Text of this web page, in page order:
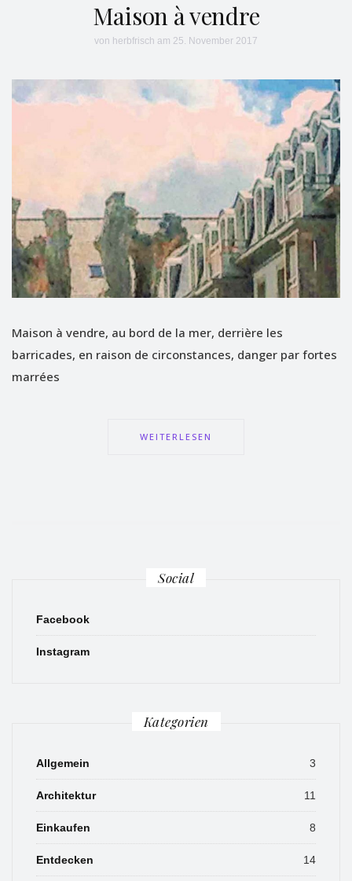
Maison à vendre
von herbfrisch am 25. November 2017
Maison à vendre, au bord de la mer, derrière les
barricades, en raison de circonstances, danger par fortes
marrées
WEITERLESEN
Social
Facebook
Instagram
Kategorien
Allgemein 3
Architektur 11
Einkaufen 8
Entdecken 14